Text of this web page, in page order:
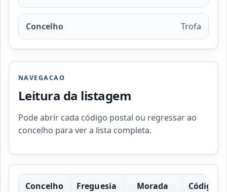
Concelho Trofa
NAVEGACAO
Leitura da listagem
Pode abrir cada código postal ou regressar ao
concelho para ver a lista completa.
Concelho Freguesia Morada
Código